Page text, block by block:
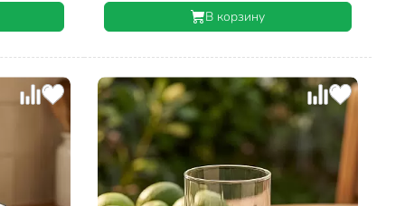
В корзину